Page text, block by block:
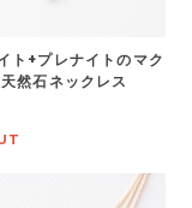
ト+プレナイトのマク
然石ネックレス